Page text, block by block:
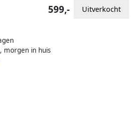
morgen in huis
599,- Uitverkocht